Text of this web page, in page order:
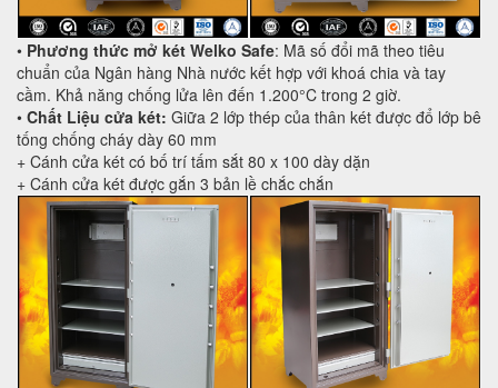
• Phương thức mở két Welko Safe: Mã số đổi mã theo tiêu
chuẩn của Ngân hàng Nhà nước kết hợp với khoá chia và tay
cầm. Khả năng chống lửa lên đến 1.200°C trong 2 giờ.
• Chất Liệu cửa két: Giữa 2 lớp thép của thân két được đổ lớp bê
tống chống cháy dày 60 mm
+ Cánh cửa két có bố trí tấm sắt 80 x 100 dày dặn
+ Cánh cửa két được gắn 3 bản lề chắc chắn